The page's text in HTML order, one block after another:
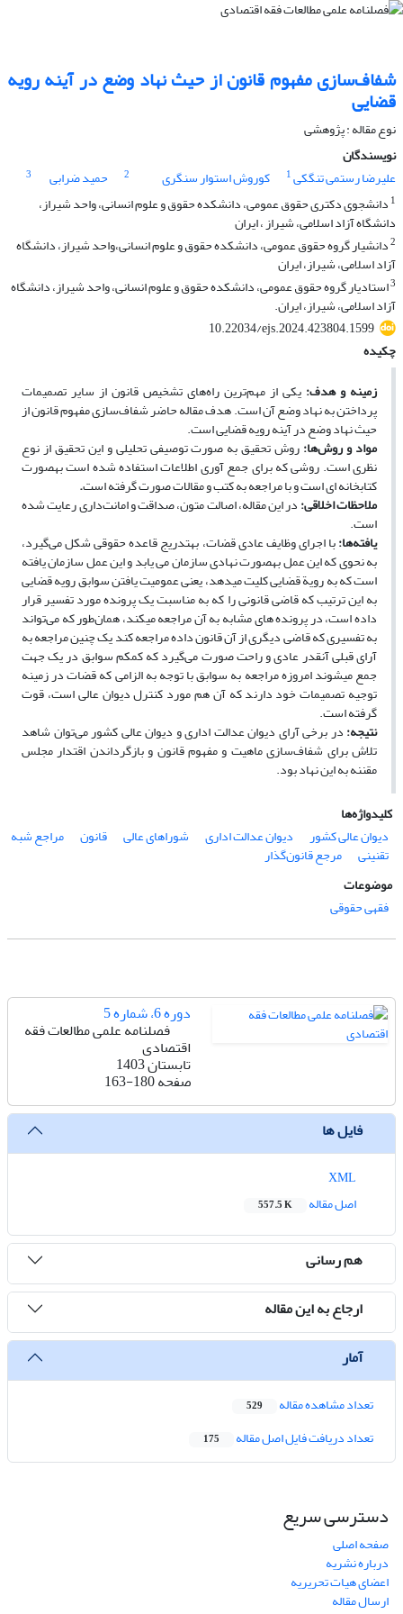
شفاف‌سازی مفهوم قانون از حیث نهاد وضع در آینه رویه
قضایی
نوع مقاله : پژوهشی
نویسندگان
علیرضا رستمی تنگکی1 کوروش استوار سنگری 2 حمید ضرابی
3
1 دانشجوی دکتری حقوق عمومی، دانشکده حقوق و علوم انسانی، واحد شیراز،
دانشگاه آزاد اسلامی، شیراز ، ایران
2دانشیار گروه حقوق عمومی، دانشکده حقوق و علوم انسانی،واحد شیراز، دانشگاه
آزاد اسلامی، شیراز، ایران
3استادیار گروه حقوق عمومی، دانشکده حقوق و علوم انسانی، واحد شیراز، دانشگاه
آزاد اسلامی، شیراز، ایران.
10.22034/ejs.2024.423804.1599
چکیده
زمینه و هدف: یکیاز مهم‌ترین راه‌های تشخیص قانون از سایر تصمیمات
پرداختن به نهاد وضع آن است. هدف مقاله حاضر شفاف‌سازی مفهوم قانون از
حیث نهاد وضع در آینه رویه قضایی است.
مواد و روش‌ها:روش تحقیق به ­صورت توصیفی تحلیلی و این تحقیق از نوع
نظری است. روشی که برای جمع ‏آوری اطلاعات استفاده شده است به­صورت
کتاب­خانه ‏ای است و با مراجعه به کتب و مقالات صورت گرفته است.
ملاحظات اخلاقی:در این مقاله، اصالت متون، صداقت و امانت‌داری رعایت شده
است.
یافته‌ها:با اجرای وظایف عادی قضات، به­تدریج قاعده حقوقی شکل می‌گیرد،
به­ نحوی که این عمل به­صورت نهادی سازمان می­ یابد و این عمل سازمان­ یافته
است که به رویة قضایی کلیت می­دهد، یعنی عمومیت یافتن سوابق رویه قضایی
به این ترتیب که قاضی قانونی را که به مناسبت یک پرونده مورد تفسیر قرار
داده است، در پرونده ­های مشابه به آن مراجعه می­کند، همان‌طور که می‌تواند
به تفسیری که قاضی دیگری از آن قانون داده مراجعه کند یک چنین مراجعه به
آرای قبلی آن­قدر عادی و راحت صورت می‌گیرد که کم­کم سوابق در یک جهت
جمع می­شوند امروزه مراجعه به سوابق با توجه به الزامی که قضات در زمینه
توجیه تصمیمات خود دارند که آن هم مورد کنترل دیوان ‌عالی است، قوت
گرفته است.
نتیجه:در برخی آرای دیوان عدالت اداری و دیوان عالی­ کشور می‌توان شاهد
تلاش برای شفاف‌سازی ماهیت و مفهوم قانون و بازگرداندن اقتدار مجلس
مقننه به این نهاد بود.
کلیدواژه‌ها
دیوان عالی کشور
دیوان عدالت اداری شوراهای عالی قانون مراجع شبه
تقنینی
مرجع قانون‌گذار
موضوعات
فقهی حقوقی
دوره 6، شماره 5
فصلنامه علمی مطالعات فقه
اقتصادی
تابستان 1403
صفحه163-180
فایل ها
اصل مقاله
557.5 K
هم رسانی
ارجاع به این مقاله
آمار
تعداد مشاهده مقاله 529
تعداد دریافت فایل اصل مقاله 175
دسترسی سریع
صفحه اصلی
درباره نشریه
اعضای هیات تحریریه
ارسال مقاله